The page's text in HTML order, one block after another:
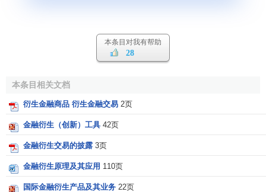
金融资产，但没有义务必须买进或卖出，一但买方决定买进
或卖出某金融资产时，卖方必须按照合约规定的内容无条件
期权一般包括
(四) 金融互换
金融互换是指交易双方依据预先的约定，在未来的一段
时期内，相互交换一系列现金流
不是交换本金本身，而是不同债务的
本条目对我有帮助
28
本条目相关文档
衍生金融商品 衍生金融交易 2页
金融衍生（创新）工具 42页
金融衍生交易的披露 3页
金融衍生原理及其应用 110页
国际金融衍生产品及其业务 22页